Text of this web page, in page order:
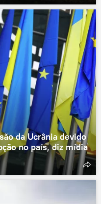
da Ucrânia devido
no país, diz mídia